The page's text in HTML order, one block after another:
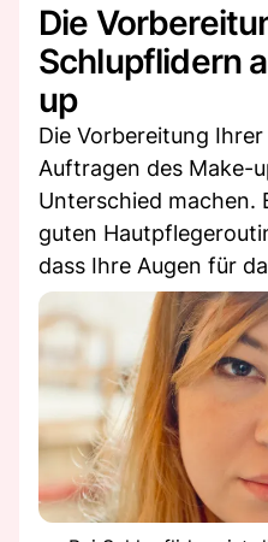
Die
Schlupflidern
up
Die Vorbereitung
Auftragen des Make-
Unterschied machen.
guten
dass Ihre Augen für